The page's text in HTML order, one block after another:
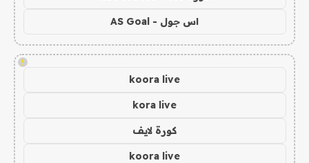
اس جول - AS Goal
!
koora live
kora live
كورة لايف
koora live